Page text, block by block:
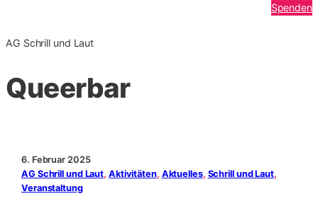
Spenden
AG Schrill und Laut
Queerbar
6. Februar 2025
AG Schrill und Laut, Aktivitäten, Aktuelles, Schrill und Laut
Veranstaltung